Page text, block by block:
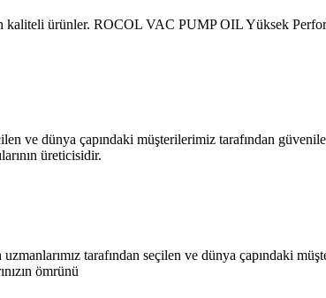
ürünler. ROCOL VAC PUMP OIL Yüksek
ve dünya çapındaki müşterilerimiz tarafından
üreticisidir.
tarafından seçilen ve dünya çapındaki
ömrünü